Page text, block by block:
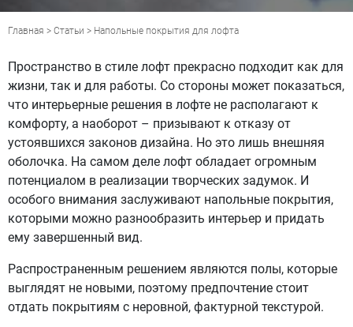
Главная > Статьи > Напольные покрытия для лофта
Пространство в стиле лофт прекрасно подходит как для
жизни, так и для работы. Со стороны может показаться,
что интерьерные решения в лофте не располагают к
комфорту, а наоборот – призывают к отказу от
устоявшихся законов дизайна. Но это лишь внешняя
оболочка. На самом деле лофт обладает огромным
потенциалом в реализации творческих задумок. И
особого внимания заслуживают напольные покрытия,
которыми можно разнообразить интерьер и придать
ему завершенный вид.
Распространенным решением являются полы, которые
выглядят не новыми, поэтому предпочтение стоит
отдать покрытиям с неровной, фактурной текстурой.